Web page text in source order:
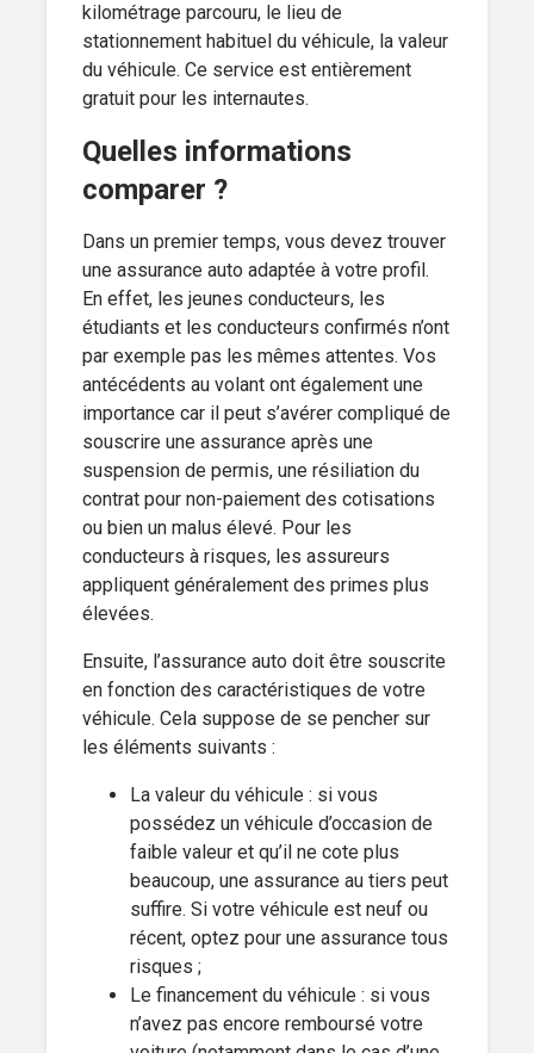
kilométrage parcouru, le lieu de
stationnement habituel du véhicule, la valeur
du véhicule. Ce service est entièrement
gratuit pour les internautes.
Quelles informations
comparer ?
Dans un premier temps, vous devez trouver
une assurance auto adaptée à votre profil.
En effet, les jeunes conducteurs, les
étudiants et les conducteurs confirmés n’ont
par exemple pas les mêmes attentes. Vos
antécédents au volant ont également une
importance car il peut s’avérer compliqué de
souscrire une assurance après une
suspension de permis, une résiliation du
contrat pour non-paiement des cotisations
ou bien un malus élevé. Pour les
conducteurs à risques, les assureurs
appliquent généralement des primes plus
élevées.
Ensuite, l’assurance auto doit être souscrite
en fonction des caractéristiques de votre
véhicule. Cela suppose de se pencher sur
les éléments suivants :
La valeur du véhicule : si vous
possédez un véhicule d’occasion de
faible valeur et qu’il ne cote plus
beaucoup, une assurance au tiers peut
suffire. Si votre véhicule est neuf ou
récent, optez pour une assurance tous
risques ;
Le financement du véhicule : si vous
n’avez pas encore remboursé votre